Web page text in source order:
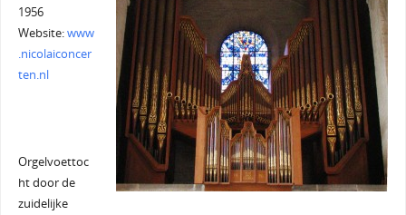
1956
Website:www
.nicolaiconcer
ten.nl
Orgelvoettoc
ht door de
zuidelijke